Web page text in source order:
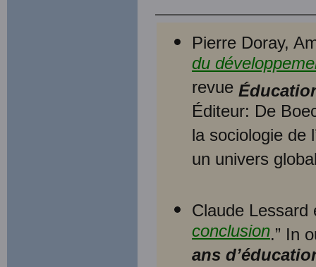
Pierre Doray,
du
revue
Éditeur: De
la sociologie de
un univers
Claude Lessard
conclusion.” In
ans